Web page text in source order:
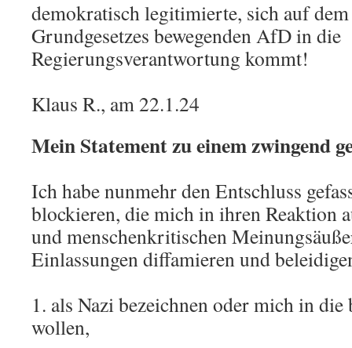
demokratisch legitimierte, sich auf
Grundgesetzes bewegenden AfD in die
Regierungsverantwortung kommt!
Klaus R., am 22.1.24
Mein Statement zu einem zwingend
Ich habe nunmehr den Entschluss
blockieren, die mich in ihren Reaktion
und menschenkritischen
Einlassungen diffamieren und
1. als Nazi bezeichnen oder mich in die
wollen,